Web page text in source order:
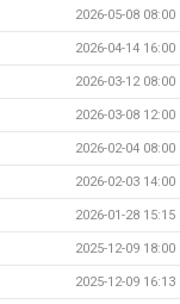
2026-05-08 08:00
2026-04-14 16:00
2026-03-12 08:00
2026-03-08 12:00
2026-02-04 08:00
2026-02-03 14:00
2026-01-28 15:15
2025-12-09 18:00
2025-12-09 16:13